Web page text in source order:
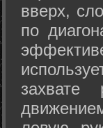
вверх,
по